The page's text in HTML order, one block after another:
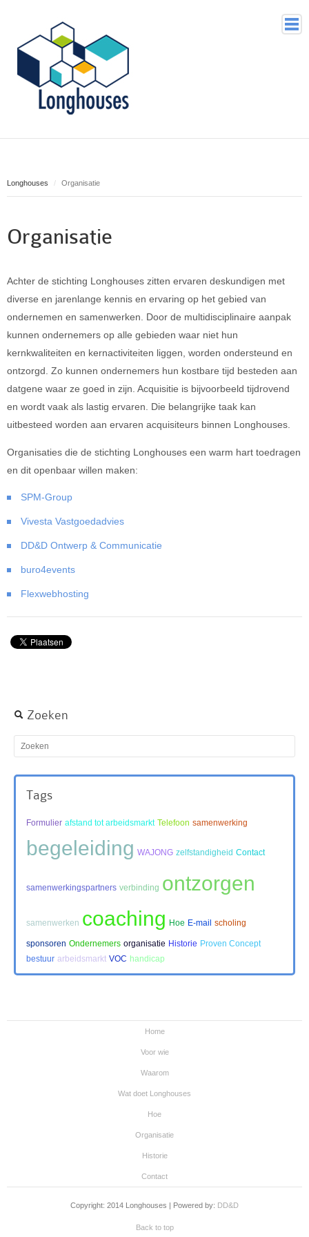
Home
Waarom
Organisatie
Contact
Longhouses Organisatie
Organisatie
Achter de stichting Longhouses zitten ervaren deskundigen met
diverse en jarenlange kennis en ervaring op het gebied van
ondernemen en samenwerken. Door de multidisciplinaire aanpak
kunnen ondernemers op alle gebieden waar niet hun
kernkwaliteiten en kernactiviteiten liggen, worden ondersteund en
ontzorgd. Zo kunnen ondernemers hun kostbare tijd besteden aan
datgene waar ze goed in zijn. Acquisitie is bijvoorbeeld tijdrovend
en wordt vaak als lastig ervaren. Die belangrijke taak kan
uitbesteed worden aan ervaren acquisiteurs binnen Longhouses.
Organisaties die de stichting Longhouses een warm hart toedragen
en dit openbaar willen maken:
SPM-Group
Vivesta Vastgoedadvies
DD&D Ontwerp & Communicatie
buro4events
Flexwebhosting
Zoeken
Tags
Formulier afstand tot arbeidsmarkt Telefoon samenwerking
begeleiding WAJONG zelfstandigheid Contact
samenwerkingspartners verbinding ontzorgen
samenwerken coaching Hoe E-mail scholing
sponsoren Ondernemers organisatie Historie Proven Concept
bestuur arbeidsmarkt VOC handicap
Home
Voor wie
Waarom
Wat doet Longhouses
Hoe
Organisatie
Historie
Contact
Copyright: 2014 Longhouses | Powered by: DD&D
Back to top